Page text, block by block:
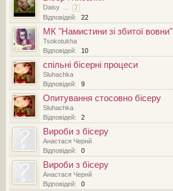
Daisy ... 2
Відповідей: 22
МК "Намистини зі збитої вовни"
Tsokotukha
Відповідей:
10
спільні бісерні процеси
Sluhachka
Відповідей:
9
Опитування стосовно бісеру
Sluhachka
Відповідей:
2
Вироби з бісеру
Анастася Чернй
Відповідей:
0
Вироби з бісеру
Анастася Чернй
Відповідей:
0